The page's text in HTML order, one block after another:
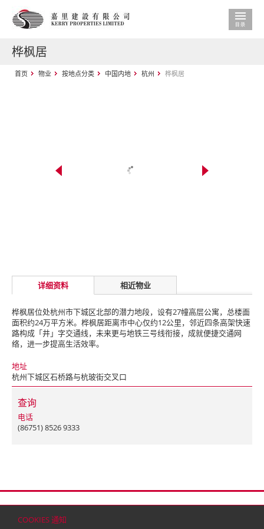
COOKIES 通知
桦枫居
首页 物业 按地点分类 中国内地 杭州 桦枫居
详细资料 相近物业
桦枫居位处杭州市下城区北部的潜力地段，设有27幢高层公寓，总楼面
面积约24万平方米。桦枫居距离市中心仅约12公里，邻近四条高架快速
路构成「井」字交通线，未来更与地铁三号线衔接，成就便捷交通网
络，进一步提高生活效率。
地址
杭州下城区石桥路与杭玻街交叉口
查询
电话
(86751) 8526 9333
© 2026 嘉里建设有限公司 (于百慕达注册成立之有限公司)